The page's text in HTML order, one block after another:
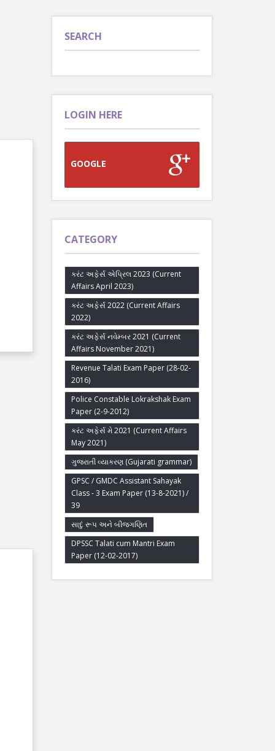
SEARCH
LOGIN HERE
GOOGLE
CATEGORY
કરંટ અફેર્સ એપ્રિલ 2023 (Current
Affairs April 2023)
કરંટ અફેર્સ 2022 (Current Affairs
2022)
કરંટ અફેર્સ નવેમ્બર 2021 (Current
Affairs November 2021)
Revenue Talati Exam Paper (28-02-
2016)
Police Constable Lokrakshak Exam
Paper (2-9-2012)
કરંટ અફેર્સ મે 2021 (Current Affairs
May 2021)
ગુજરાતી વ્યાકરણ (Gujarati grammar)
GPSC / GMDC Assistant Sahayak
Class - 3 Exam Paper (13-8-2021) /
39
સાદું રૂપ અને બીજગણિત
DPSSC Talati cum Mantri Exam
Paper (12-02-2017)